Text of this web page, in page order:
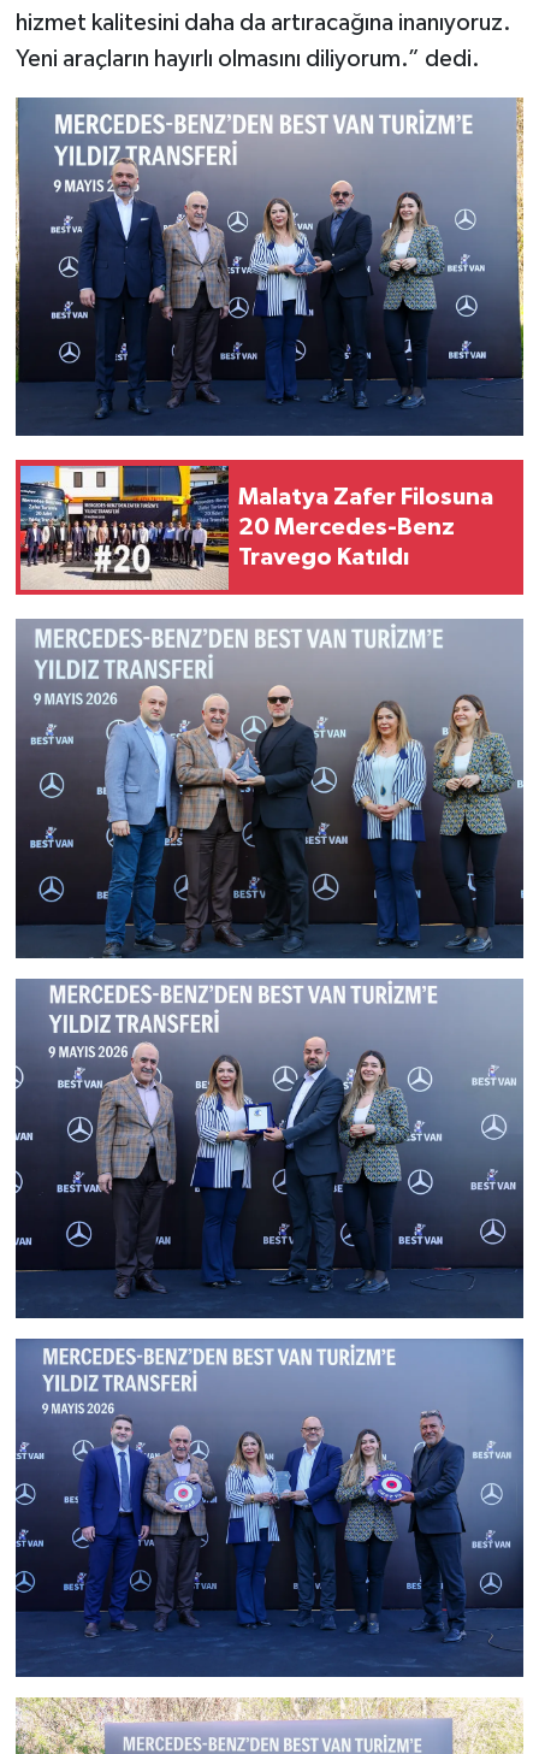
hizmet kalitesini daha da artıracağına inanıyoruz.
Yeni araçların hayırlı olmasını diliyorum.” dedi.
Malatya Zafer Filosuna
20 Mercedes-Benz
Travego Katıldı